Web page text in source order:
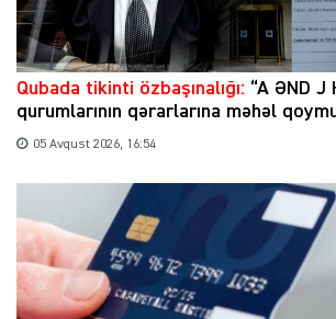
Qubada tikinti özbaşınalığı: “A ƏND J
qurumlarının qərarlarına məhəl
05 Avqust 2026, 16:54